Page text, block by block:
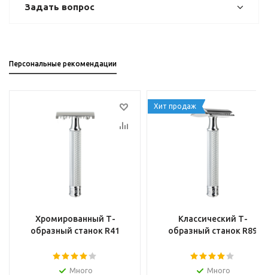
Задать вопрос
Персональные рекомендации
Хромированный Т-
образный станок R41
Много
Хит продаж
Классический Т-
образный станок R89
Много